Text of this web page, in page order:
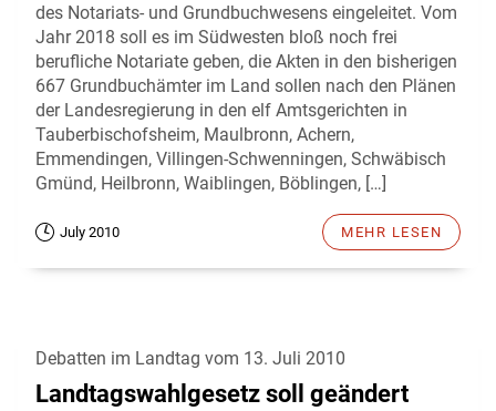
des Notariats- und Grundbuchwesens eingeleitet. Vom
Jahr 2018 soll es im Südwesten bloß noch frei
berufliche Notariate geben, die Akten in den bisherigen
667 Grundbuchämter im Land sollen nach den Plänen
der Landesregierung in den elf Amtsgerichten in
Tauberbischofsheim, Maulbronn, Achern,
Emmendingen, Villingen-Schwenningen, Schwäbisch
Gmünd, Heilbronn, Waiblingen, Böblingen, […]
July 2010 MEHR LESEN
Debatten im Landtag vom 13. Juli 2010
Landtagswahlgesetz soll geändert